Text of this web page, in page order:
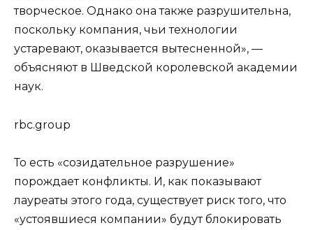
творческое. Однако она также разрушительна,
поскольку компания, чьи технологии
устаревают, оказывается вытесненной», —
объясняют в Шведской королевской академии
наук.
rbc.group
То есть «созидательное разрушение»
порождает конфликты. И, как показывают
лауреаты этого года, существует риск того, что
«устоявшиеся компании» будут блокировать